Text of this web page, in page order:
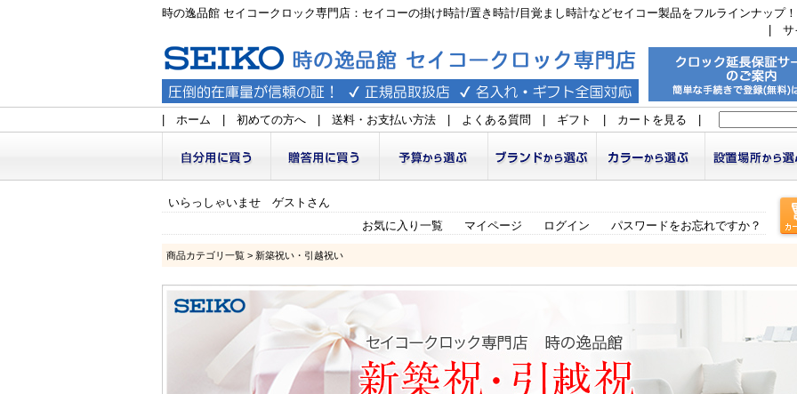
時の逸品館 セイコークロック専門店：セイコーの掛け時計/置き時計/目覚まし時計などセイコー製品をフルラインナップ！
サ
ホーム 初めての方へ 送料・お支払い方法 よくある質問 ギフト カートを見る
いらっしゃいませ ゲストさん
お気に入り一覧
マイページ ログイン パスワードをお忘れですか？
商品カテゴリ一覧 > 新築祝い・引越祝い